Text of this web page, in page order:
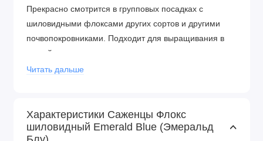
Прекрасно смотрится в групповых посадках с
шиловидными флоксами других сортов и другими
почвопокровниками. Подходит для выращивания в
контейнере.
Посадка флокса:
грядку с соблюдением дистанции в 30 см - это что
касается низкорослых сортов. Высокие же сорта
Читать дальше
Характеристики Саженцы Флокс
шиловидный Emerald Blue (Эмеральд